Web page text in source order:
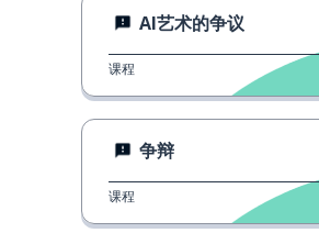
AI艺术的争议
课程
争辩
课程